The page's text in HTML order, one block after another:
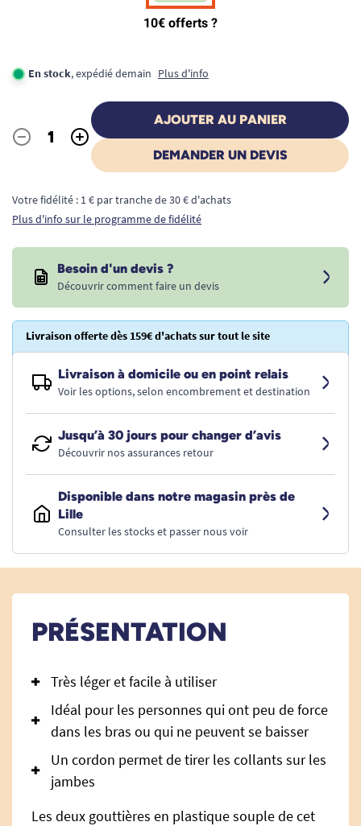
En stock, expédié demain Plus d'info
Quantité
- +
AJOUTER AU PANIER
DEMANDER UN DEVIS
Votre fidélité : 1 € par tranche de 30 € d'achats
Plus d'info sur le programme de fidélité
Besoin d'un devis ?
Découvrir comment faire un devis
Livraison offerte dès 159€ d'achats sur tout le site
Livraison à domicile ou en point relais
Voir les options, selon encombrement et destination
Jusqu’à 30 jours pour changer d’avis
Découvrir nos assurances retour
Disponible dans notre magasin près de
Lille
Consulter les stocks et passer nous voir
PRÉSENTATION
Très léger et facile à utiliser
Idéal pour les personnes qui ont peu de force
dans les bras ou qui ne peuvent se baisser
Un cordon permet de tirer les collants sur les
jambes
Les deux gouttières en plastique souple de cet